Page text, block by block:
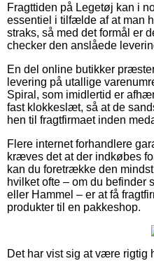
Fragttiden på Legetøj kan i
essentiel i tilfælde af at man
straks, så med det formål er
checker den anslåede
En del online butikker
levering på utallige
Spiral, som imidlertid er
fast klokkeslæt, så at de
hen til fragtfirmaet inden
Flere internet forhandlere
kræves det at der indkøbes
kan du foretrække den
hvilket ofte – om du befinder
eller Hammel – er at få
produkter til en pakkeshop.
Det har vist sig at være rigtig